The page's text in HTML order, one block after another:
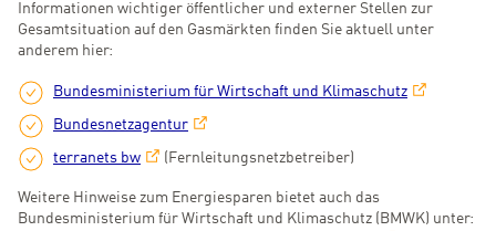
Informationen wichtiger öffentlicher und externer Stellen zur
Gesamtsituation auf den Gasmärkten finden Sie aktuell unter
anderem hier:
Bundesministerium für Wirtschaft und Klimaschutz
Bundesnetzagentur
terranets bw (Fernleitungsnetzbetreiber)
Weitere Hinweise zum Energiesparen bietet auch das
Bundesministerium für Wirtschaft und Klimaschutz (BMWK) unter: